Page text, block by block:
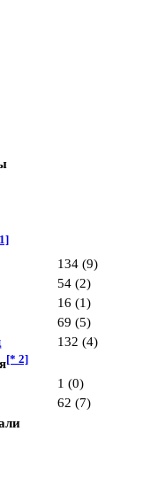
134 (9)
54 (2)
16 (1)
69 (5)
132 (4)
[* 2]
1 (0)
62 (7)